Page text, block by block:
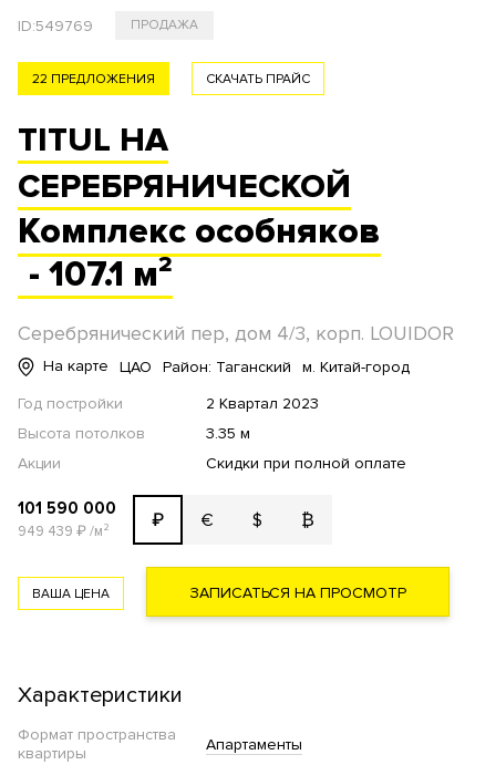
ID:549769 ПРОДАЖА
СКАЧАТЬ ПРАЙС
22 ПРЕДЛОЖЕНИЯ
TITUL НА
CЕРЕБРЯНИЧЕСКОЙ
Комплекс особняков
- 107.1 м²
Серебрянический пер, дом 4/3, корп. LOUIDOR
На карте ЦАО Район: Таганский
м. Китай-город
Год постройки
2 Квартал 2023
Высота потолков
3.35 м
Акции
Скидки при полной оплате
101 590 000
949 439 ₽/м² ₽ € $ ₿
ВАША ЦЕНА ЗАПИСАТЬСЯ НА ПРОСМОТР
Характеристики
Формат пространства
квартиры
Апартаменты